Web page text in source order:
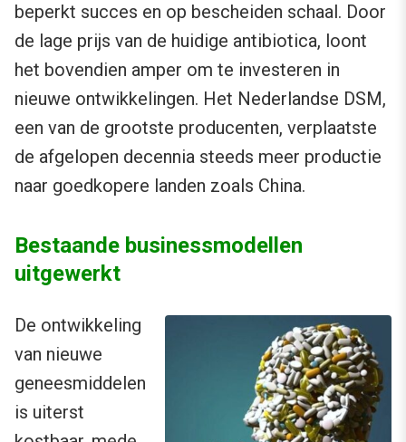
beperkt succes en op bescheiden schaal. Door
de lage prijs van de huidige antibiotica, loont
het bovendien amper om te investeren in
nieuwe ontwikkelingen. Het Nederlandse DSM,
een van de grootste producenten, verplaatste
de afgelopen decennia steeds meer productie
naar goedkopere landen zoals China.
Bestaande businessmodellen
uitgewerkt
De ontwikkeling
van nieuwe
geneesmiddelen
is uiterst